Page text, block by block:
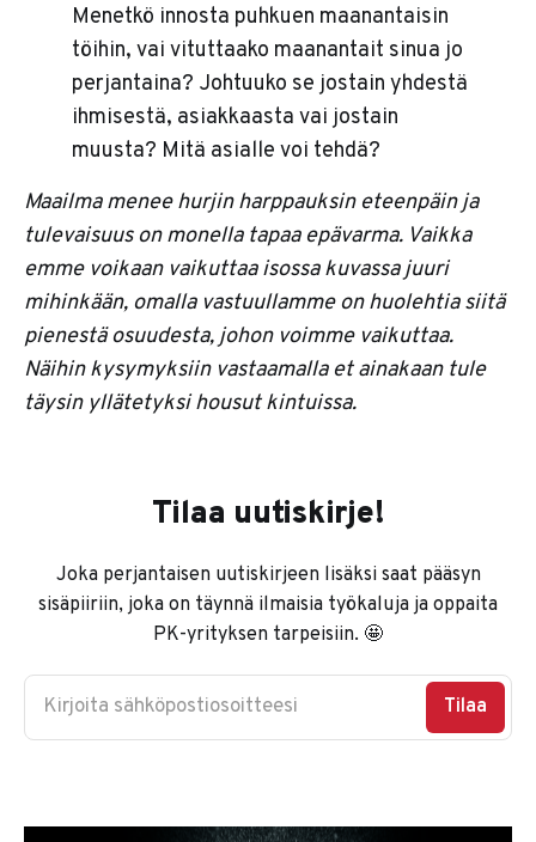
Menetkö innosta puhkuen maanantaisin
töihin, vai vituttaako maanantait sinua jo
perjantaina? Johtuuko se jostain yhdestä
ihmisestä, asiakkaasta vai jostain
muusta? Mitä asialle voi tehdä?
Maailma menee hurjin harppauksin eteenpäin ja
tulevaisuus on monella tapaa epävarma. Vaikka
emme voikaan vaikuttaa isossa kuvassa juuri
mihinkään, omalla vastuullamme on huolehtia siitä
pienestä osuudesta, johon voimme vaikuttaa.
Näihin kysymyksiin vastaamalla et ainakaan tule
täysin yllätetyksi housut kintuissa.
Tilaa uutiskirje!
Joka perjantaisen uutiskirjeen lisäksi saat pääsyn
sisäpiiriin, joka on täynnä ilmaisia työkaluja ja oppaita
PK-yrityksen tarpeisiin. 🤩
Kirjoita sähköpostiosoitteesi Tilaa